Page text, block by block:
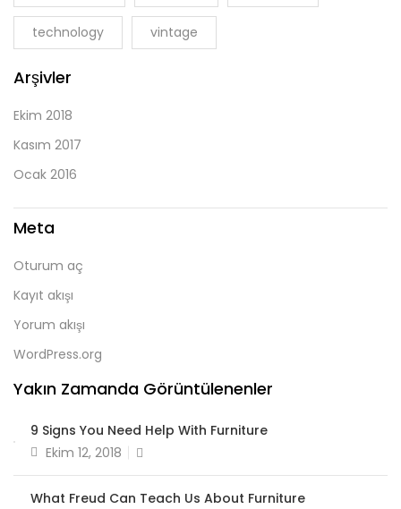
technology vintage
Arşivler
Ekim 2018
Kasım 2017
Ocak 2016
Meta
Oturum aç
Kayıt akışı
Yorum akışı
WordPress.org
Yakın Zamanda Görüntülenenler
9 Signs You Need Help With Furniture
Posted
Ekim 12, 2018
What Freud Can Teach Us About Furniture